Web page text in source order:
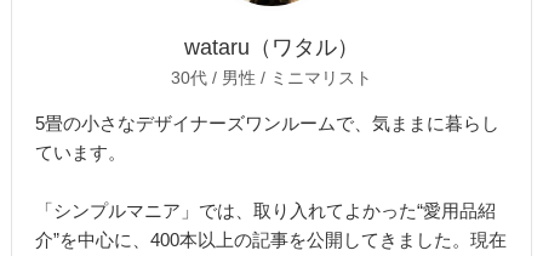
wataru（ワタル）
30代 / 男性 / ミニマリスト
5畳の小さなデザイナーズワンルームで、気ままに暮らし
ています。
「シンプルマニア」では、取り入れてよかった“愛用品紹
介”を中心に、400本以上の記事を公開してきました。現在